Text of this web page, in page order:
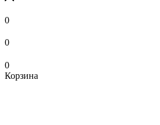
0
0
0
Корзина